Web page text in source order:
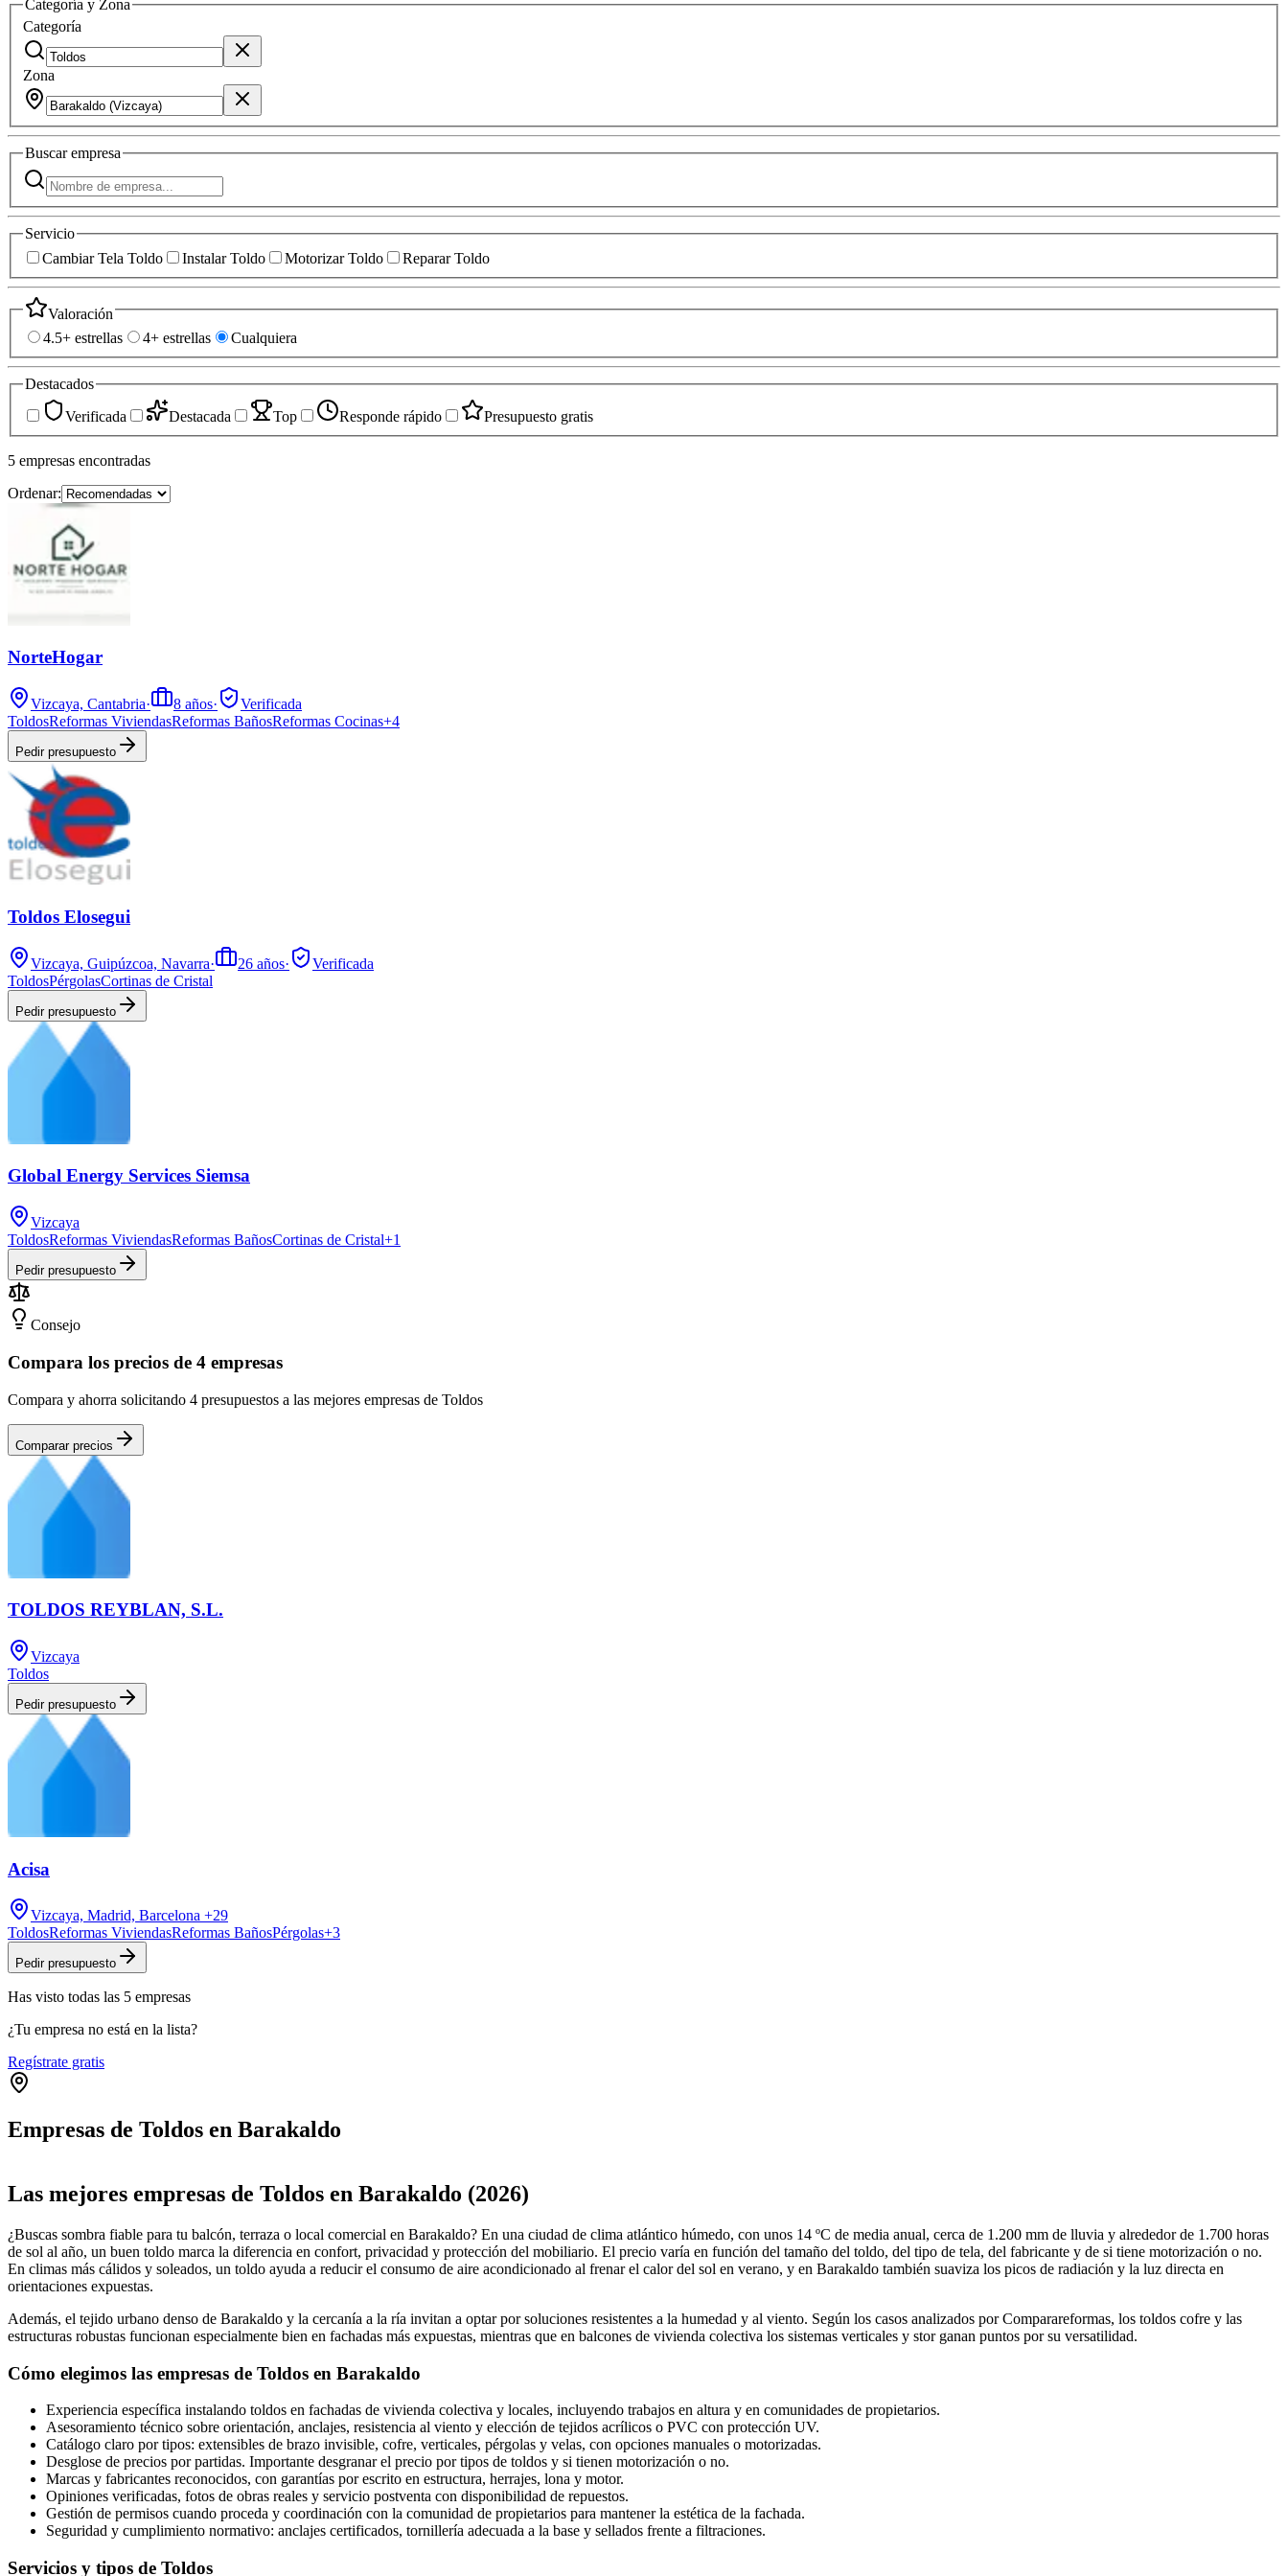
Categoría y Zona
Categoría
Zona
Buscarempresa
Servicio
Cambiar Tela Toldo
Instalar Toldo Motorizar Toldo Reparar Toldo
Valoración
4.5+ estrellas
4+ estrellas Cualquiera
Destacados
Verificada
Destacada Top Responde rápido Presupuesto gratis
5 empresas encontradas
Ordenar:
NorteHogar
Vizcaya, Cantabria· 8 años·
Verificada
ToldosReformas ViviendasReformas BañosReformas Cocinas+4
Pedir presupuesto
Toldos Elosegui
Vizcaya, Guipúzcoa, Navarra· 26 años·
Verificada
ToldosPérgolasCortinas de Cristal
Pedir presupuesto
Global Energy Services Siemsa
Vizcaya
ToldosReformas ViviendasReformas BañosCortinas de Cristal+1
Pedir presupuesto
Consejo
Compara los precios de 4 empresas
Compara y ahorra solicitando 4 presupuestos a las mejores empresas de Toldos
Comparar precios
TOLDOS REYBLAN, S.L.
Vizcaya
Toldos
Pedir presupuesto
Acisa
Vizcaya, Madrid, Barcelona +29
ToldosReformas ViviendasReformas BañosPérgolas+3
Pedir presupuesto
Has visto todas las 5 empresas
¿Tu empresa no está en la lista?
Regístrate gratis
Empresas de Toldos en Barakaldo
+
Las mejores empresas de Toldos en Barakaldo (2026)
¿Buscas sombra fiable para tu balcón, terraza o local comercial en Barakaldo? En una ciudad de clima atlántico húmedo, con unos 14 ºC de media anual, cerca de 1.200 mm de lluvia y alrededor de 1.700 horas
de sol al año, un buen toldo marca la diferencia en confort, privacidad y protección del mobiliario. El precio varía en función del tamaño del toldo, del tipo de tela, del fabricante y de si tiene motorización o no.
En climas más cálidos y soleados, un toldo ayuda a reducir el consumo de aire acondicionado al frenar el calor del sol en verano, y en Barakaldo también suaviza los picos de radiación y la luz directa en
orientaciones expuestas.
Además, el tejido urbano denso de Barakaldo y la cercanía a la ría invitan a optar por soluciones resistentes a la humedad y al viento. Según los casos analizados por Comparareformas, los toldos cofre y las
estructuras robustas funcionan especialmente bien en fachadas más expuestas, mientras que en balcones de vivienda colectiva los sistemas verticales y stor ganan puntos por su versatilidad.
Cómo elegimos las empresas de Toldos en Barakaldo
Experiencia específica instalando toldos en fachadas de vivienda colectiva y locales, incluyendo trabajos en altura y en comunidades de propietarios.
Asesoramiento técnico sobre orientación, anclajes, resistencia al viento y elección de tejidos acrílicos o PVC con protección UV.
Catálogo claro por tipos: extensibles de brazo invisible, cofre, verticales, pérgolas y velas, con opciones manuales o motorizadas.
Desglose de precios por partidas. Importante desgranar el precio por tipos de toldos y si tienen motorización o no.
Marcas y fabricantes reconocidos, con garantías por escrito en estructura, herrajes, lona y motor.
Opiniones verificadas, fotos de obras reales y servicio postventa con disponibilidad de repuestos.
Gestión de permisos cuando proceda y coordinación con la comunidad de propietarios para mantener la estética de la fachada.
Seguridad y cumplimiento normativo: anclajes certificados, tornillería adecuada a la base y sellados frente a filtraciones.
Servicios y tipos de Toldos